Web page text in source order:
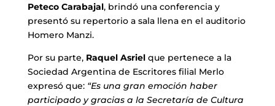
Peteco Carabajal, brindó una conferencia y
presentó su repertorio a sala llena en el auditorio
Homero Manzi.
Por su parte, Raquel Asrielque pertenece a la
Sociedad Argentina de Escritores filial Merlo
expresó que: “Es una gran emoción haber
participado y gracias a la Secretaría de Cultura